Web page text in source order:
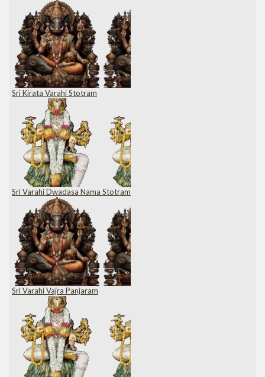
Sri Kirata Varahi Stotram
Sri Varahi Dwadasa Nama Stotram
Sri Varahi Vajra Panjaram